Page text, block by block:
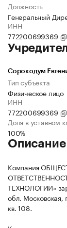
Должность
Генеральный
ИНН
772200699369
Сорокодум
Тип субъекта
Физическое лицо
ИНН
772200699369
Доля в уставном
100%
Описание
Компания
ТЕХНОЛОГИИ»
обл. Московская,
кв. 108.